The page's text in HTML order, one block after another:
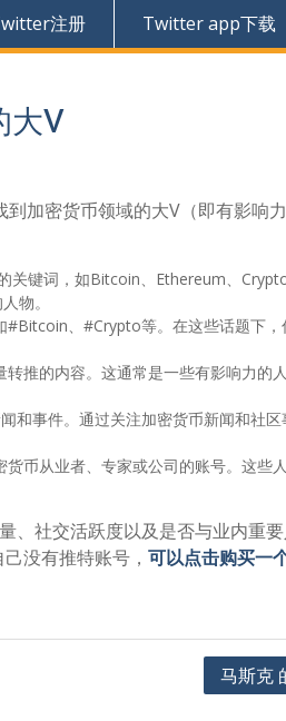
注册 Twitter app下载
大V
加密货币领域的大V（即有影响
关键词，如Bitcoin、Ethereum、
物。
、#Crypto等。在这些话题下
推的内容。这通常是一些有影响力的
和事件。通过关注加密货币新闻和社
币从业者、专家或公司的账号。这些
、社交活跃度以及是否与业内重
没有推特账号， 可以点击购买一
马斯克